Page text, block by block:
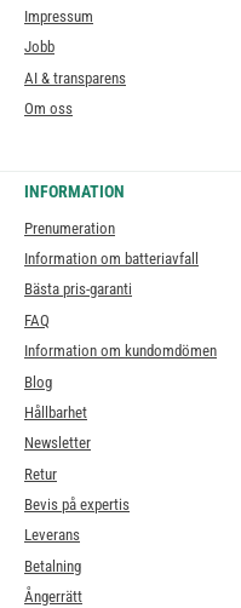
Impressum
Jobb
AI & transparens
Om oss
INFORMATION
Prenumeration
Information om batteriavfall
Bästa pris-garanti
FAQ
Information om kundomdömen
Blog
Hållbarhet
Newsletter
Retur
Bevis på expertis
Leverans
Betalning
Ångerrätt